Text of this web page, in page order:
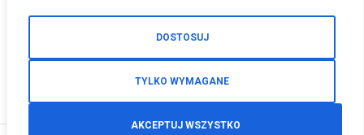
DOSTOSUJ
TYLKO WYMAGANE
AKCEPTUJ WSZYSTKO